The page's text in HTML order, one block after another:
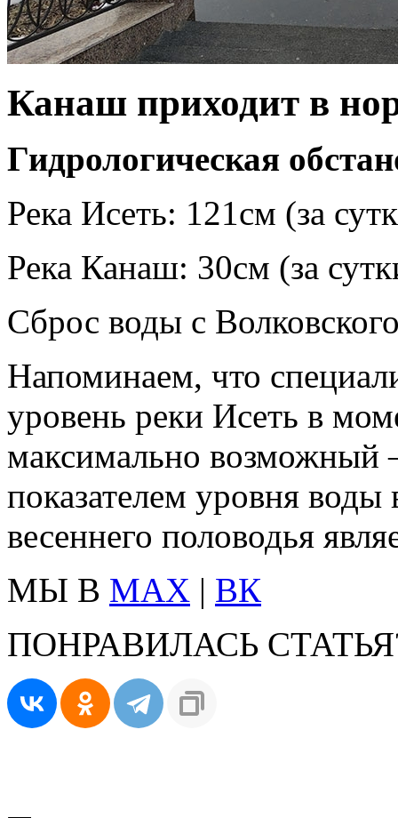
Канаш приходит в
Гидрологическая
Река Исеть: 121см (за
Река Канаш: 30см (за
Сброс воды с
Напоминаем, что
уровень реки Исеть в
максимально возможный
показателем уровня
весеннего половодья
МЫ В MAX | ВК
ПОНРАВИЛАСЬ